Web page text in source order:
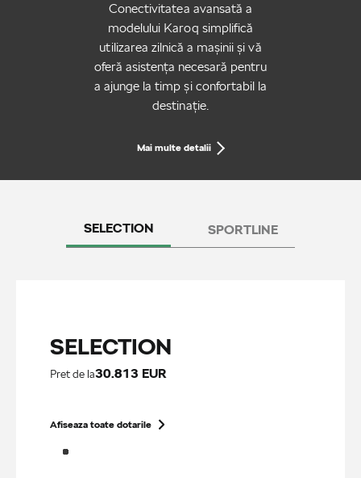
Conectivitatea avansată a
modelului Karoq simplifică
utilizarea zilnică a mașinii și vă
oferă asistența necesară pentru
a ajunge la timp și confortabil la
destinație.
Mai multe detalii
SELECTION SPORTLINE
SELECTION
Pret de la30.813 EUR
Afiseaza toate dotarile